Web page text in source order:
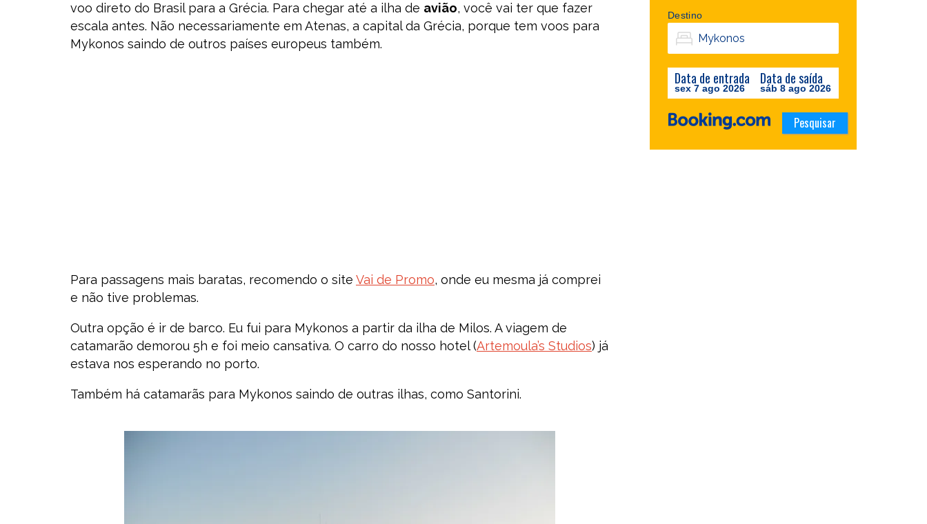
voo direto do Brasil para a Grécia. Para chegar até a ilha de avião, você vai ter que fazer
escala antes. Não necessariamente em Atenas, a capital da Grécia, porque tem voos para
Mykonos saindo de outros países europeus também.
Para passagens mais baratas, recomendo o site Vai de Promo, onde eu mesma já comprei
e não tive problemas.
Outra opção é ir de barco. Eu fui para Mykonos a partir da ilha de Milos. A viagem de
catamarão demorou 5h e foi meio cansativa. O carro do nosso hotel (Artemoula’s Studios) já
estava nos esperando no porto.
Também há catamarãs para Mykonos saindo de outras ilhas, como Santorini.
Destino
Data de entrada
sex 7 ago 2026
Data de saída
sáb 8 ago 2026